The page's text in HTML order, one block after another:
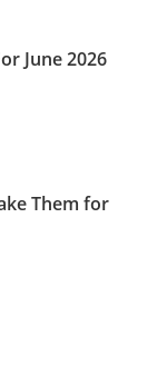
June 2026
Them for